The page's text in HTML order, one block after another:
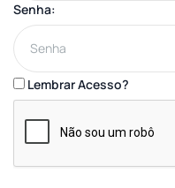
Senha:
Lembrar Acesso?